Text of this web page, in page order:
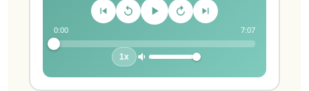
0:00 7:07
1x